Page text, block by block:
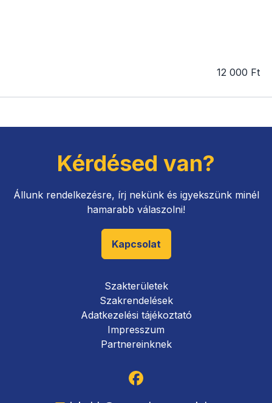
12 000 Ft
Kérdésed van?
Állunk rendelkezésre, írj nekünk és igyekszünk minél
hamarabb válaszolni!
Kapcsolat
Szakterületek
Szakrendelések
Adatkezelési tájékoztató
Impresszum
Partnereinknek